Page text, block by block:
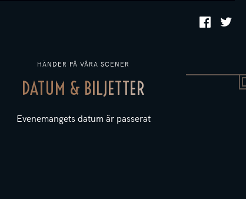
HÄNDER PÅ VÅRA SCENER
DATUM & BILJETTER
Evenemangets datum är passerat